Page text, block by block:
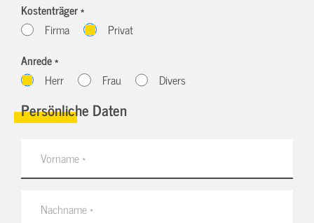
Kostenträger *
Firma
Privat
Anrede *
Herr
Frau Divers
Persönliche Daten